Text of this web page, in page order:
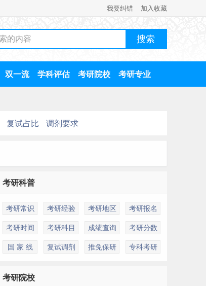
我要纠错 加入收藏
双一流 学科评估 考研院校 考研专业
复试占比 调剂要求
考研科普
考研常识 考研经验 考研地区 考研报名
考研时间 考研科目 成绩查询 考研分数
国 家 线 复试调剂 推免保研 专科考研
考研院校